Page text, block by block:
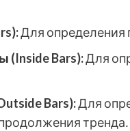
Для определения
(Inside Bars):Для
Bars):Для
тренда․